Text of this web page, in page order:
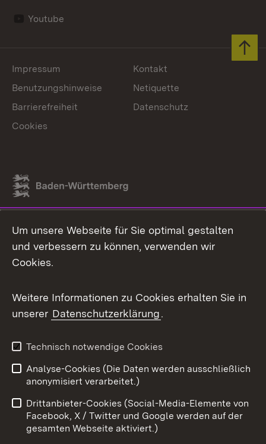
Youtube
Link zum Landesportal
Impressum
Kontakt
Benutzungshinweise
Netiquette
Barrierefreiheit
Datenschutz
Cookies
Um unsere Webseite für Sie optimal gestalten
und verbessern zu können, verwenden wir
Cookies.
Weitere Informationen zu Cookies erhalten Sie in
unserer Datenschutzerklärung.
Technisch notwendige Cookies
Analyse-Cookies (Die Daten werden ausschließlich
anonymisiert verarbeitet.)
Drittanbieter-Cookies (Social-Media-Elemente von
Facebook, X / Twitter und Google werden auf der
gesamten Webseite aktiviert.)